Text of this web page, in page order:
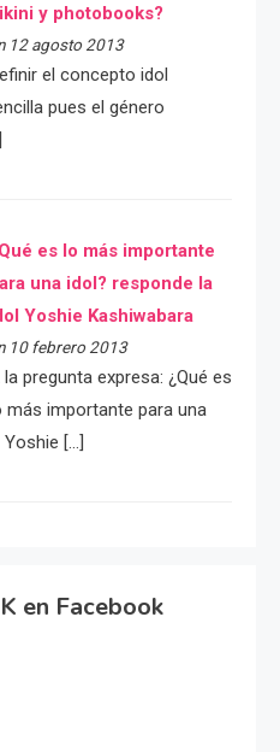
y photobooks?
12 agosto 2013
el concepto idol
pues el género
es lo más importante
una idol? responde la
Yoshie Kashiwabara
10 febrero 2013
la pregunta expresa: ¿Qué es
más importante para una
[…]
en Facebook